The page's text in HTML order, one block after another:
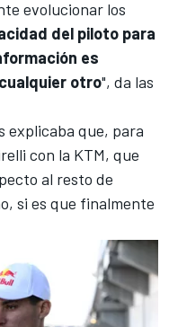
evolucionar los
del piloto para
es
otro", da las
explicaba que, para
con la KTM, que
al resto de
si es que finalmente